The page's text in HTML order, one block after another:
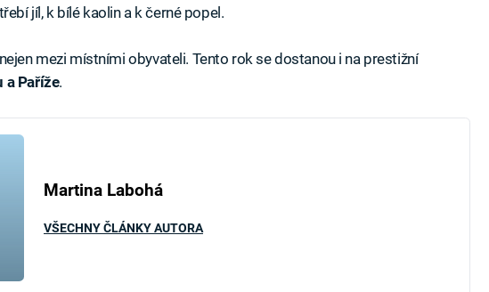
jíl, k bílé kaolin a k černé popel.
mezi místními obyvateli. Tento rok se dostanou i na prestižní
a Paříže.
Martina Labohá
VŠECHNY ČLÁNKY AUTORA